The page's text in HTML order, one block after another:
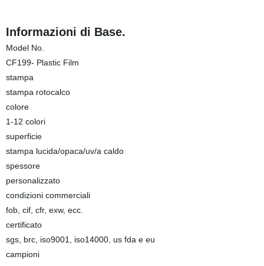
Informazioni di Base.
Model No.
CF199- Plastic Film
stampa
stampa rotocalco
colore
1-12 colori
superficie
stampa lucida/opaca/uv/a caldo
spessore
personalizzato
condizioni commerciali
fob, cif, cfr, exw, ecc.
certificato
sgs, brc, iso9001, iso14000, us fda e eu
campioni